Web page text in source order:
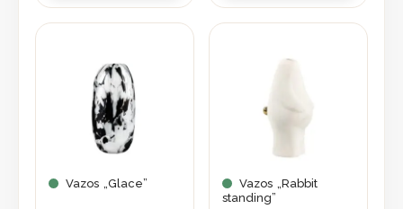
Vazos „Glace”
Vazos „Rabbit
standing”